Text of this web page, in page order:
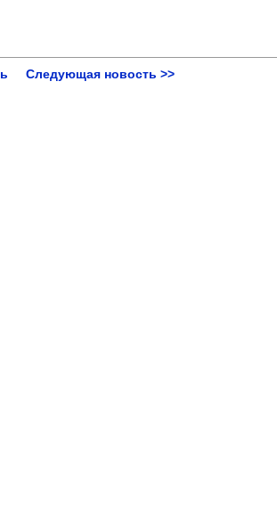
Следующая новость >>